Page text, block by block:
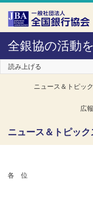
本文へスキップ
障がい者向け相談窓口
全銀協の活動
読み上げる
ニュース＆トピッ
広
ニュース＆トピック
各 位